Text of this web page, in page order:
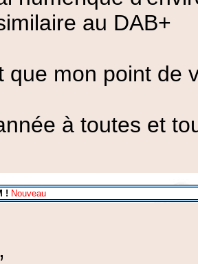
au DAB+
que mon point de
à toutes et
! Nouveau